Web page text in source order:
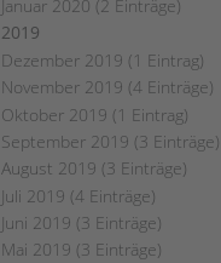
Januar 2020 (2 Einträge)
2019
Dezember 2019 (1 Eintrag)
November 2019 (4 Einträge)
Oktober 2019 (1 Eintrag)
September 2019 (3 Einträge)
August 2019 (3 Einträge)
Juli 2019 (4 Einträge)
Juni 2019 (3 Einträge)
Mai 2019 (3 Einträge)